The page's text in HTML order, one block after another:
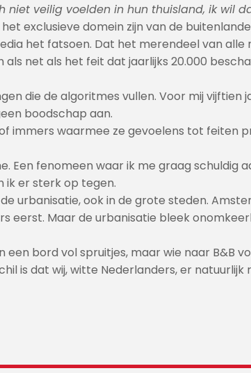
veilig voelden in hun thuisland, ik wil
exclusieve domein zijn van de
het fatsoen. Dat het merendeel van
net als het feit dat jaarlijks 20.000
die de algoritmes vullen. Voor mij
boodschap aan.
immers waarmee ze gevoelens tot
fenomeen waar ik me graag schuldig
ik er sterk op tegen.
urbanisatie, ook in de grote steden.
eerst. Maar de urbanisatie bleek
bord vol spruitjes, maar wie naar B&B
is dat wij, witte Nederlanders, er